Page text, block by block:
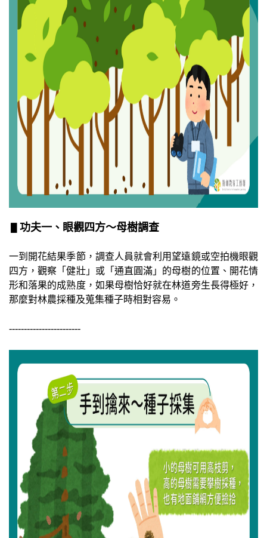
▋ 功夫一、眼觀四方～母樹調查
一到開花結果季節，調查人員就會利用望遠鏡或空拍機眼觀
四方，觀察「健壯」或「通直圓滿」的母樹的位置、開花情
形和落果的成熟度，如果母樹恰好就在林道旁生長得極好，
那麼對林農採種及蒐集種子時相對容易。
------------------------